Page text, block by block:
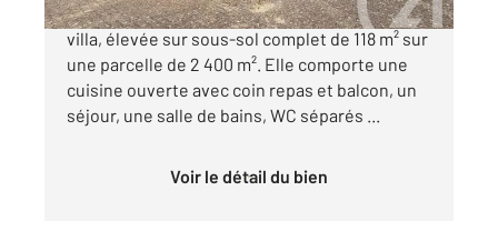
Votre agence Century 21 vous présente cette
villa, élevée sur sous-sol complet de 118 m² sur
une parcelle de 2 400 m². Elle comporte une
cuisine ouverte avec coin repas et balcon, un
séjour, une salle de bains, WC séparés ...
Voir le détail du bien